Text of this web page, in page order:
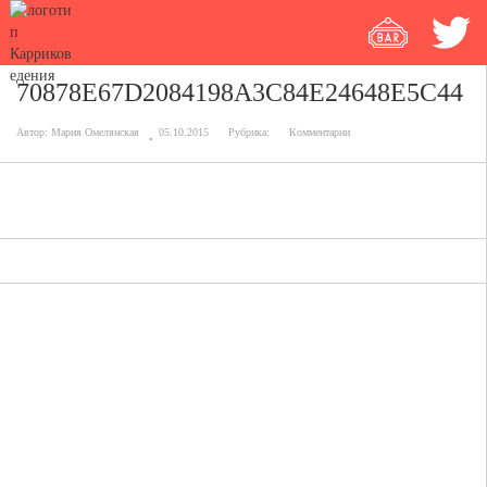
70878E67D2084198A3C84E24648E5C44
Автор: Мария Омелянская 05.10.2015 Рубрика: Комментарии